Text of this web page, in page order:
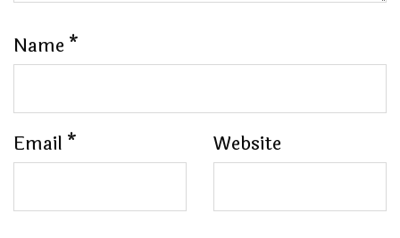
Name *
Email * Website